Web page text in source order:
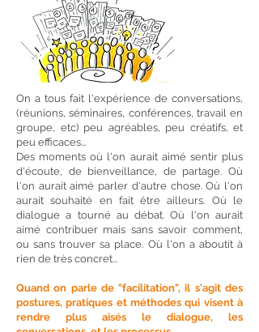
On a tous fait l'expérience de conversations,
(réunions, séminaires, conférences, travail en
groupe, etc) peu agréables, peu créatifs, et
peu efficaces...
Des moments où l'on aurait aimé sentir plus
d'écoute, de bienveillance, de partage. Où
l'on aurait aimé parler d'autre chose. Où l'on
aurait souhaité en fait être ailleurs. Où le
dialogue a tourné au débat. Où l'on aurait
aimé contribuer mais sans savoir comment,
ou sans trouver sa place. Où l'on a aboutit à
rien de très concret...
Quand on parle de "facilitation", il s'agit des
postures, pratiques et méthodes qui visent à
rendre plus aisés le dialogue, les